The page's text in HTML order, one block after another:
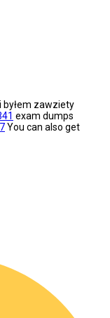
byłem zawziety
exam dumps
You can also get